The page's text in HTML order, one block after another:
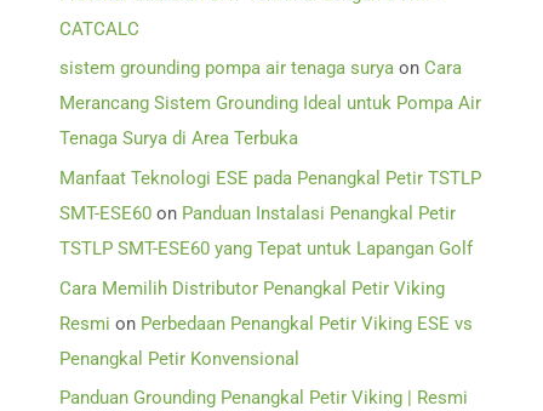
CATCALC
sistem grounding pompa air tenaga surya on Cara
Merancang Sistem Grounding Ideal untuk Pompa Air
Tenaga Surya di Area Terbuka
Manfaat Teknologi ESE pada Penangkal Petir TSTLP
SMT-ESE60 on Panduan Instalasi Penangkal Petir
TSTLP SMT-ESE60 yang Tepat untuk Lapangan Golf
Cara Memilih Distributor Penangkal Petir Viking
Resmi on Perbedaan Penangkal Petir Viking ESE vs
Penangkal Petir Konvensional
Panduan Grounding Penangkal Petir Viking | Resmi